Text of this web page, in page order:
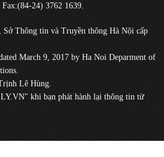
24) 3762 1639.
Thông tin và Truyền thông Hà Nội cấp
March 9, 2017 by Ha Noi Deparment of
Lê Hùng.
khi bạn phát hành lại thông tin từ